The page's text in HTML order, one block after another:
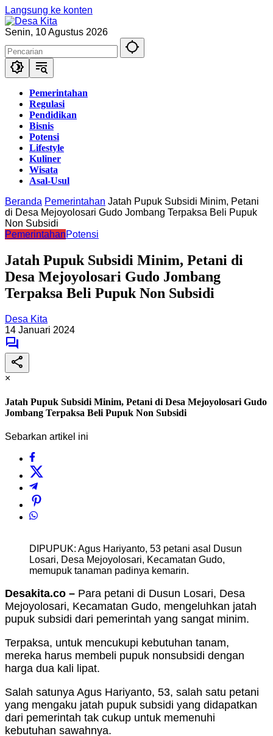
Langsung ke konten
Senin, 10 Agustus 2026
Pemerintahan
Regulasi
Pendidikan
Bisnis
Potensi
Lifestyle
Kuliner
Wisata
Asal-Usul
Beranda Pemerintahan Jatah Pupuk Subsidi Minim, Petani
di Desa Mejoyolosari Gudo Jombang Terpaksa Beli Pupuk
Non Subsidi
PemerintahanPotensi
Jatah Pupuk Subsidi Minim, Petani di
Desa Mejoyolosari Gudo Jombang
Terpaksa Beli Pupuk Non Subsidi
Desa Kita
14 Januari 2024
×
Jatah Pupuk Subsidi Minim, Petani di Desa Mejoyolosari Gudo
Jombang Terpaksa Beli Pupuk Non Subsidi
Sebarkan artikel ini
DIPUPUK: Agus Hariyanto, 53 petani asal Dusun
Losari, Desa Mejoyolosari, Kecamatan Gudo,
memupuk tanaman padinya kemarin.
Desakita.co – Para petani di Dusun Losari, Desa
Mejoyolosari, Kecamatan Gudo, mengeluhkan jatah
pupuk subsidi dari pemerintah yang sangat minim.
Terpaksa, untuk mencukupi kebutuhan tanam,
mereka harus membeli pupuk nonsubsidi dengan
harga dua kali lipat.
Salah satunya Agus Hariyanto, 53, salah satu petani
yang mengaku jatah pupuk subsidi yang didapatkan
dari pemerintah tak cukup untuk memenuhi
kebutuhan sawahnya.